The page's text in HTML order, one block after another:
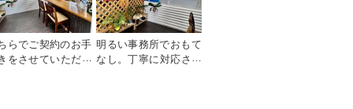
らでご契約のお手
をさせていただき
明るい事務所でおもて
なし。丁寧に対応させ